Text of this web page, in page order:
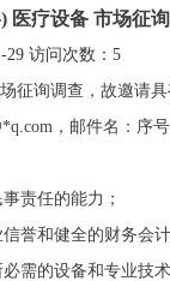
医疗设备 市场征
29 访问次数：5
征询调查，故邀请
，邮件名：序
责任的能力；
誉和健全的财务会计
需的设备和专业技术